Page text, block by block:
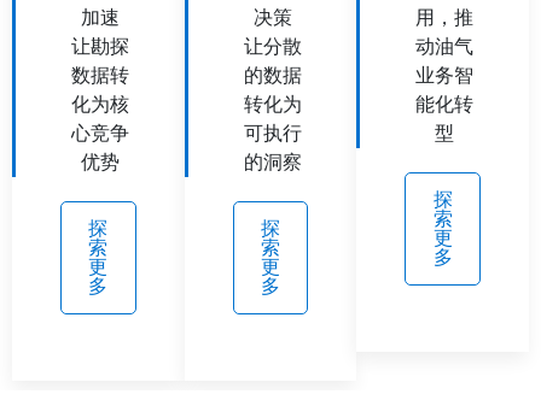
加速
让勘探
数据转
化为核
心竞争
优势
探
索
更
多
决策
让分散
的数据
转化为
可执行
的洞察
探
索
更
多
用，推
动油气
业务智
能化转
型
探
索
更
多